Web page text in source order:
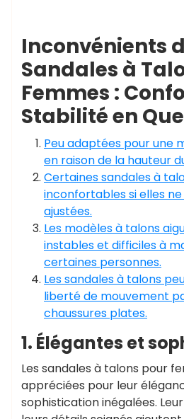
Inconvénients
Sandales à
Femmes :
Stabilité en
Peu adaptées pour une
en raison de la hauteur
Certaines sandales à
inconfortables si elles
ajustées.
Les modèles à talons
instables et difficiles à
certaines personnes.
Les sandales à talons
liberté de mouvement
chaussures plates.
1. Élégantes et
Les sandales à talons pour
appréciées pour leur
sophistication inégalées.